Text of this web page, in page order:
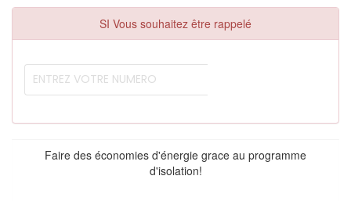
SI Vous souhaitez être rappelé
Faire des économies d'énergie grace au programme
d'isolation!